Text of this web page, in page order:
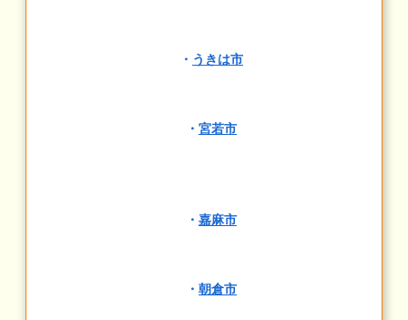
・ うきは市
・ 宮若市
・ 嘉麻市
・ 朝倉市